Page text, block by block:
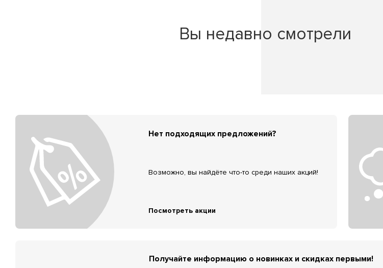
Вы недавно смотрели
Нет подходящих предложений?
Возможно, вы найдёте что-то среди наших акций!
Посмотреть акции
Получайте информацию о новинках и скидках первыми!